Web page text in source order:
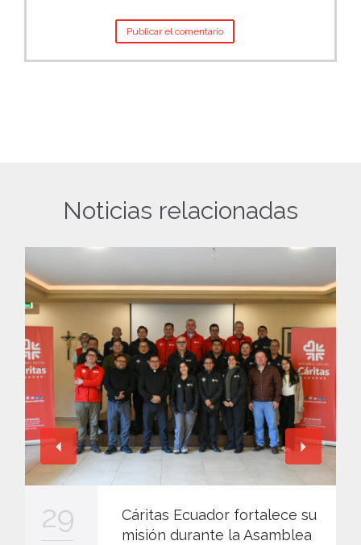
Noticias relacionadas
29
Cáritas Ecuador fortalece su
misión durante la Asamblea